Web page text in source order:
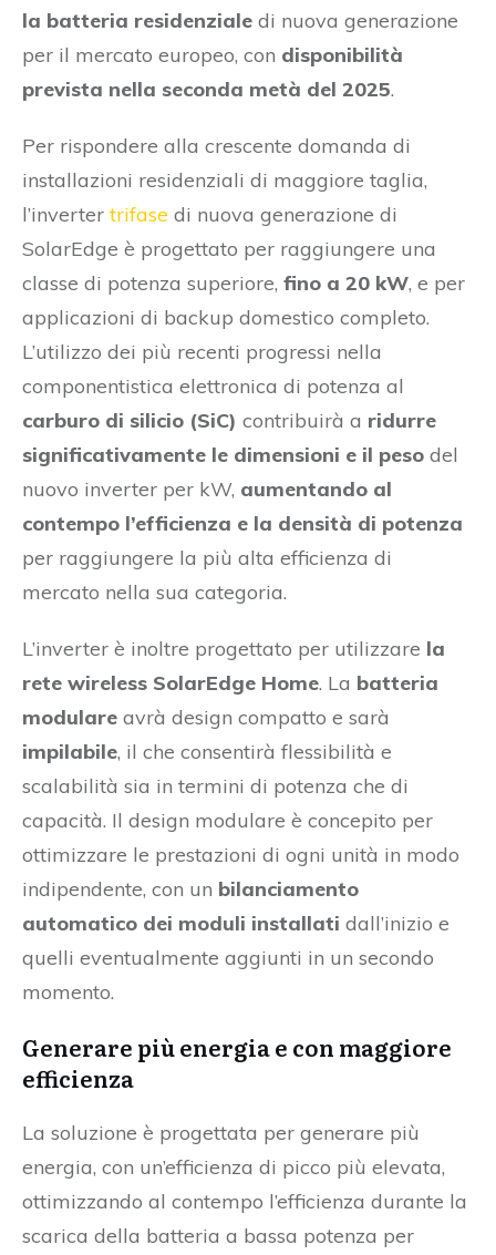
la batteria residenziale di nuova generazione
per il mercato europeo, con disponibilità
prevista nella seconda metà del 2025.
Per rispondere alla crescente domanda di
installazioni residenziali di maggiore taglia,
l’invertertrifase di nuova generazione di
SolarEdge è progettato per raggiungere una
classe di potenza superiore, fino a 20 kW, e per
applicazioni di backup domestico completo.
L’utilizzo dei più recenti progressi nella
componentistica elettronica di potenza al
carburo di silicio (SiC) contribuirà a ridurre
significativamente le dimensioni e il peso del
nuovo inverter per kW, aumentando al
contempo l’efficienza e la densità di potenza
per raggiungere la più alta efficienza di
mercato nella sua categoria.
L’inverter è inoltre progettato per utilizzare la
rete wireless SolarEdge Home. La batteria
modulare avrà design compatto e sarà
impilabile, il che consentirà flessibilità e
scalabilità sia in termini di potenza che di
capacità. Il design modulare è concepito per
ottimizzare le prestazioni di ogni unità in modo
indipendente, con un bilanciamento
automatico dei moduli installati dall’inizio e
quelli eventualmente aggiunti in un secondo
momento.
Generare più energia e con maggiore
efficienza
La soluzione è progettata per generare più
energia, con un’efficienza di picco più elevata,
ottimizzando al contempo l’efficienza durante la
scarica della batteria a bassa potenza per